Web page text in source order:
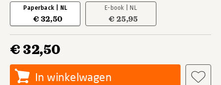
Paperback | NL
€ 32,50
E-book | NL
€ 25,95
€ 32,50
In winkelwagen